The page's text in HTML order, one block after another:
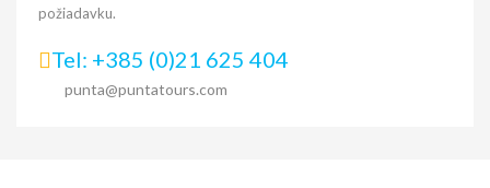
požiadavku.
Tel: +385 (0)21 625 404
punta@puntatours.com